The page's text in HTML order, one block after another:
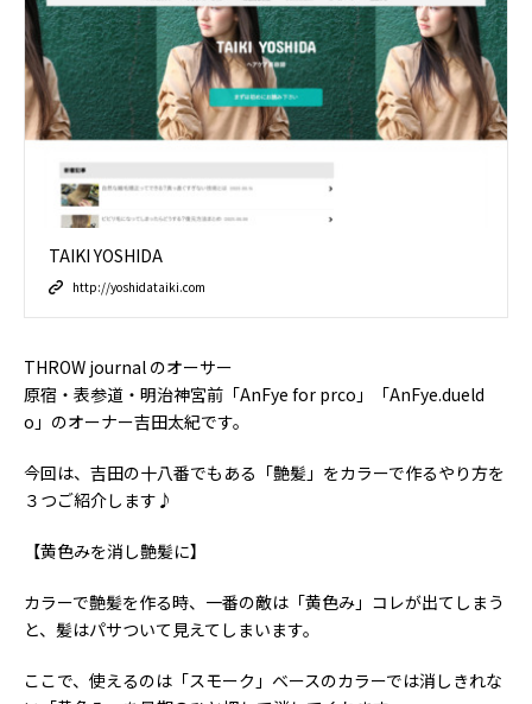
TAIKI YOSHIDA
http://yoshidataiki.com
THROW journal のオーサー
原宿・表参道・明治神宮前「AnFye for prco」「AnFye.dueld
o」のオーナー吉田太紀です。
今回は、吉田の十八番でもある「艶髪」をカラーで作るやり方を
３つご紹介します♪
【黄色みを消し艶髪に】
カラーで艶髪を作る時、一番の敵は「黄色み」コレが出てしまう
と、髪はパサついて見えてしまいます。
ここで、使えるのは「スモーク」ベースのカラーでは消しきれな